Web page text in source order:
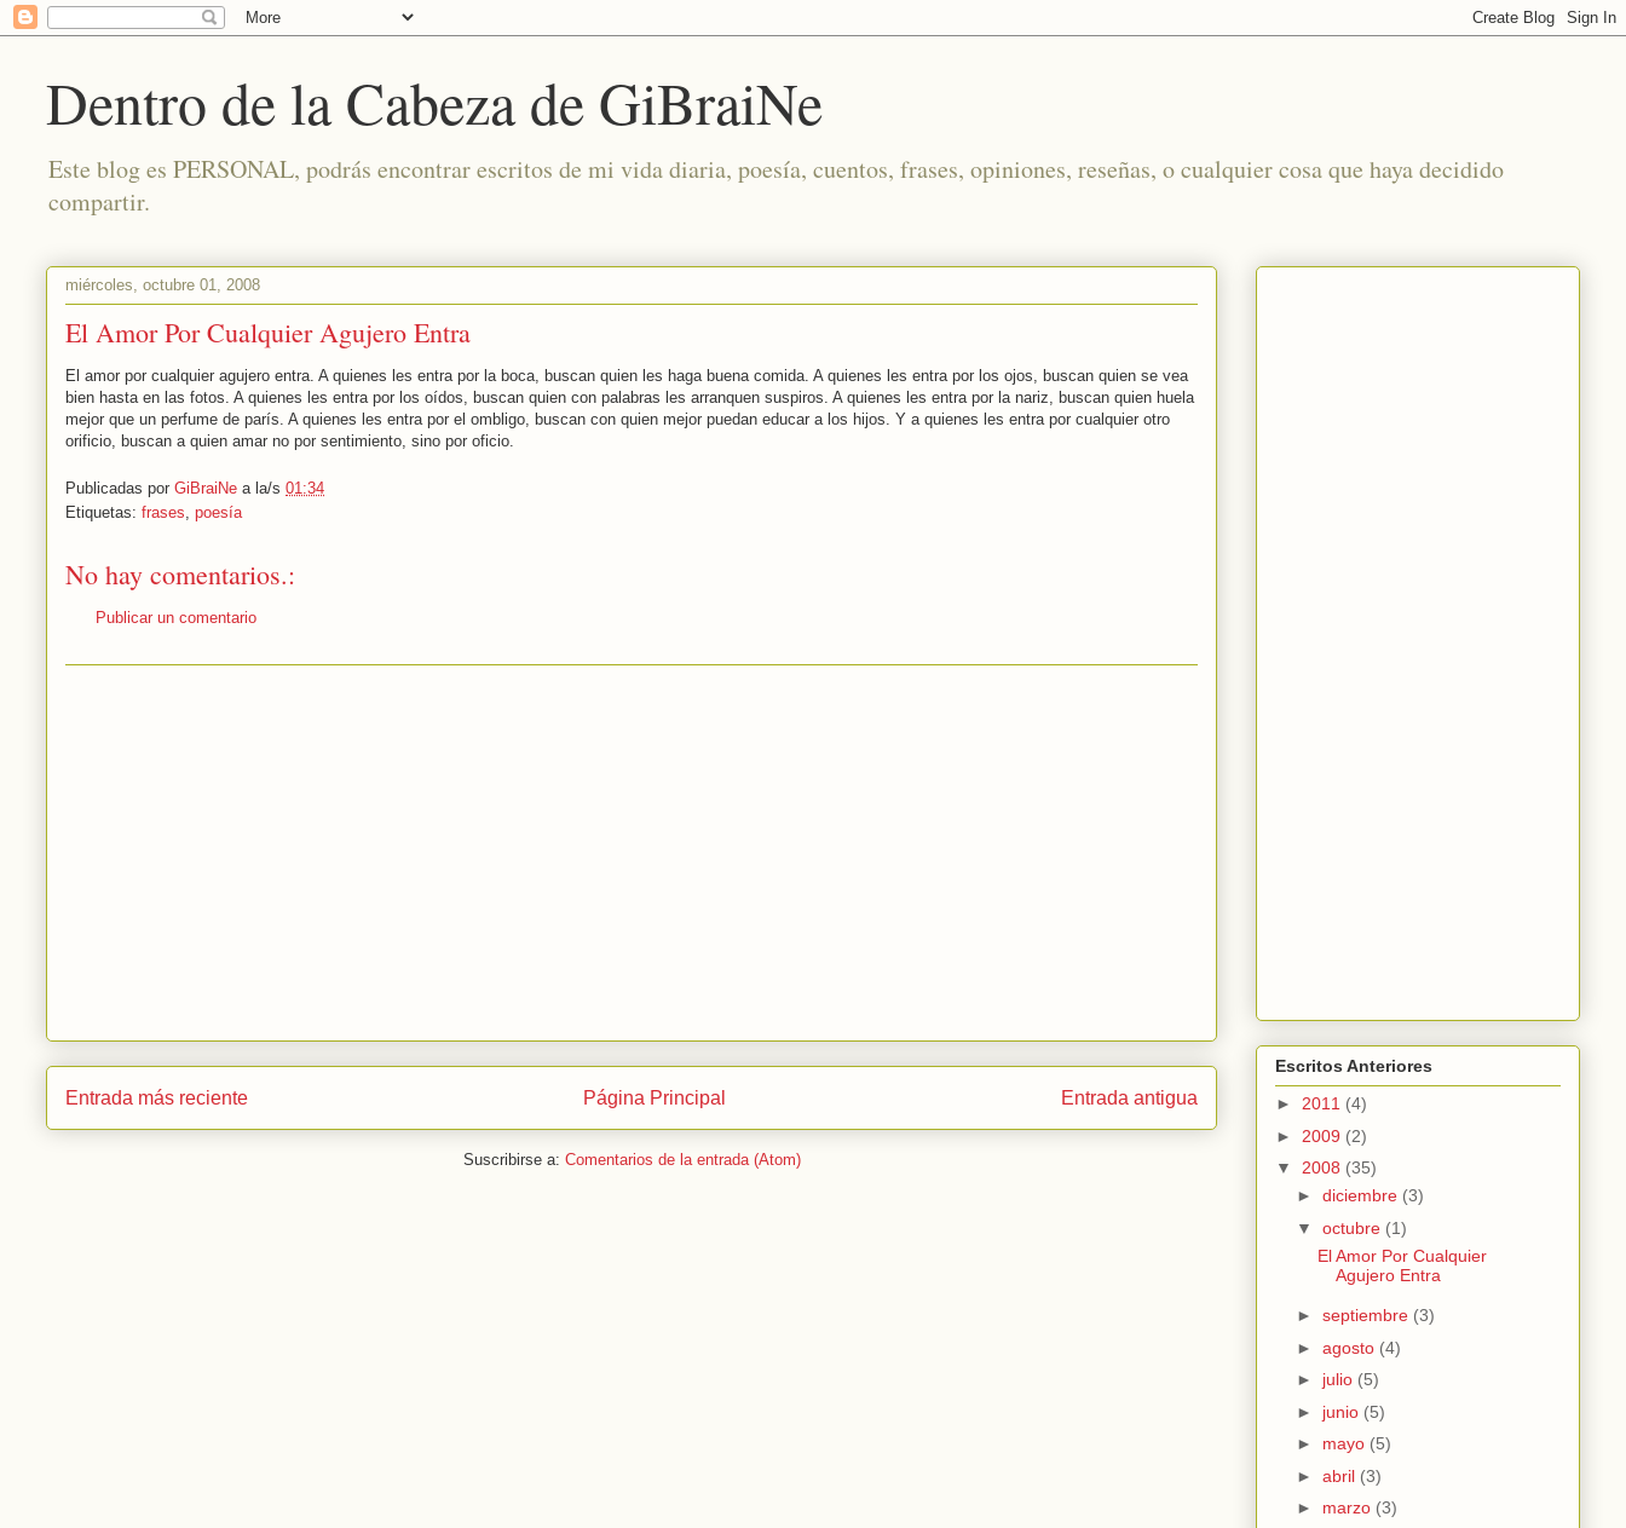
Dentro de la Cabeza de GiBraiNe
Este blog es PERSONAL, podrás encontrar escritos de mi vida diaria, poesía, cuentos, frases, opiniones, reseñas, o cualquier cosa que haya decidido
compartir.
miércoles, octubre 01, 2008
El Amor Por Cualquier Agujero Entra
El amor por cualquier agujero entra. A quienes les entra por la boca, buscan quien les haga buena comida. A quienes les entra por los ojos, buscan quien se vea
bien hasta en las fotos. A quienes les entra por los oídos, buscan quien con palabras les arranquen suspiros. A quienes les entra por la nariz, buscan quien huela
mejor que un perfume de parís. A quienes les entra por el ombligo, buscan con quien mejor puedan educar a los hijos. Y a quienes les entra por cualquier otro
orificio, buscan a quien amar no por sentimiento, sino por oficio.
Publicadas por GiBraiNe a la/s 01:34
Etiquetas: frases poesía
No hay comentarios.:
Publicar un comentario
Entrada más reciente Entrada antigua
Página Principal
Suscribirse a: Comentarios de la entrada (Atom)
Escritos Anteriores
► 2011 (4)
► 2009 (2)
▼ 2008 (35)
► diciembre (3)
▼ octubre (1)
El Amor Por Cualquier
Agujero Entra
► septiembre (3)
► agosto (4)
► julio (5)
► junio (5)
► mayo (5)
► abril (3)
► marzo (3)